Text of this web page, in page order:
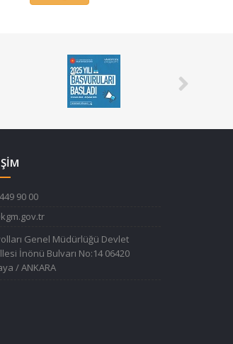
90 00
Genel Müdürlüğü Devlet
İnönü Bulvarı No:14 06420
/ ANKARA